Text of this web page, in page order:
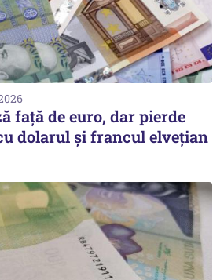
față de euro, dar pierde
dolarul și francul elvețian